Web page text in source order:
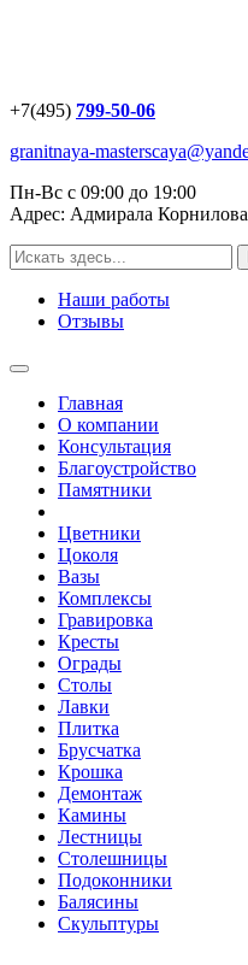
+7(495) 799-50-06
granitnaya-
Пн-Вс с 09:00 до 19:00
Адрес: Адмирала
Наши работы
Отзывы
Главная
О компании
Консультация
Благоустройство
Памятники
Цветники
Цоколя
Вазы
Комплексы
Гравировка
Кресты
Ограды
Столы
Лавки
Плитка
Брусчатка
Крошка
Демонтаж
Камины
Лестницы
Столешницы
Подоконники
Балясины
Скульптуры